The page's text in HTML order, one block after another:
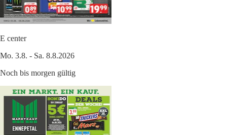
E center
Mo. 3.8. - Sa. 8.8.2026
Noch bis morgen gültig